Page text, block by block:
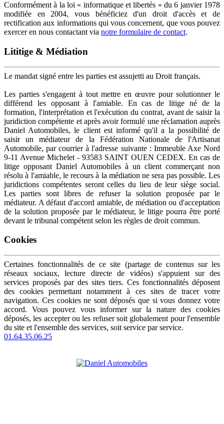
Conformément à la loi « informatique et libertés » du 6 janvier 1978
modifiée en 2004, vous bénéficiez d'un droit d'accès et de
rectification aux informations qui vous concernent, que vous pouvez
exercer en nous contactant via notre formulaire de contact.
Lititige & Médiation
Le mandat signé entre les parties est assujetti au Droit français.
Les parties s'engagent à tout mettre en œuvre pour solutionner le
différend les opposant à l'amiable. En cas de litige né de la
formation, l'interprétation et l'exécution du contrat, avant de saisir la
juridiction compétente et après avoir formulé une réclamation auprès
Daniel Automobiles, le client est informé qu'il a la possibilité de
saisir un médiateur de la Fédération Nationale de l'Artisanat
Automobile, par courrier à l'adresse suivante : Immeuble Axe Nord
9-11 Avenue Michelet - 93583 SAINT OUEN CEDEX. En cas de
litige opposant Daniel Automobiles à un client commerçant non
résolu à l'amiable, le recours à la médiation ne sera pas possible. Les
juridictions compétentes seront celles du lieu de leur siège social.
Les parties sont libres de refuser la solution proposée par le
médiateur. A défaut d'accord amiable, de médiation ou d'acceptation
de la solution proposée par le médiateur, le litige pourra être porté
devant le tribunal compétent selon les règles de droit commun.
Cookies
Certaines fonctionnalités de ce site (partage de contenus sur les
réseaux sociaux, lecture directe de vidéos) s'appuient sur des
services proposés par des sites tiers. Ces fonctionnalités déposent
des cookies permettant notamment à ces sites de tracer votre
navigation. Ces cookies ne sont déposés que si vous donnez votre
accord. Vous pouvez vous informer sur la nature des cookies
déposés, les accepter ou les refuser soit globalement pour l'ensemble
du site et l'ensemble des services, soit service par service.
01.64.35.06.25